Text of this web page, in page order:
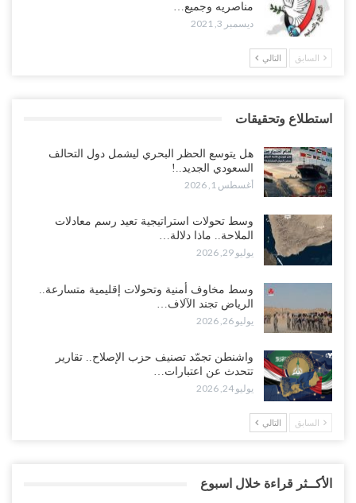
مناصريه وجميع…
ديسمبر 3, 2021
السابق التالي
استطلاع وتحقيقات
هل يتوسع الحظر البحري ليشمل دول التحالف
السعودي الجديد..!
أغسطس 1, 2026
وسط تحولات استراتيجية تعيد رسم معادلات
الملاحة.. ماذا دلالة…
يوليو 29, 2026
وسط مخاوف أمنية وتحولات إقليمية متسارعة..
الرياض تجند الآلاف…
يوليو 26, 2026
واشنطن تجمّد تصنيف حزب الإصلاح.. تقارير
تتحدث عن اعتبارات…
يوليو 24, 2026
السابق التالي
الأكــثر قراءة خلال اسبوع